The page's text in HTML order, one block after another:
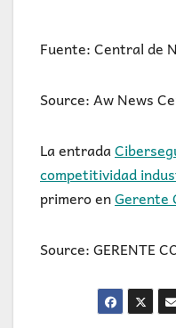
Fuente: Central de
Source: Aw News
La entrada
competitividad
primero enGerente
Source: GERENTE